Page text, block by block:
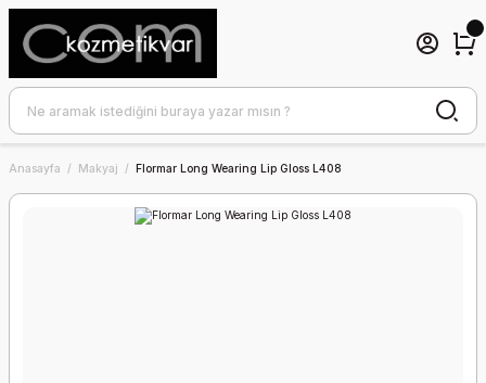
Anasayfa Makyaj Flormar Long Wearing Lip Gloss L408